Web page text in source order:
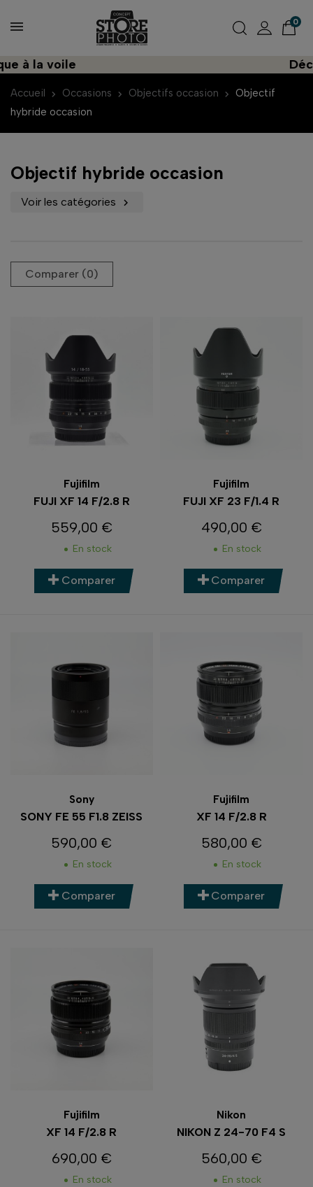
0
voile
Accueil Occasions Objectifs occasion
Objectif
hybride occasion
Objectif hybride occasion
Voir les catégories 
Comparer (0)‎
Fujifilm
FUJI XF 14 F/2.8 R
Prix
559,00 €
En stock
Comparer
Fujifilm
FUJI XF 23 F/1.4 R
Prix
490,00 €
En stock
Comparer
Sony
SONY FE 55 F1.8 ZEISS
Prix
590,00 €
En stock
Comparer
Fujifilm
XF 14 F/2.8 R
Prix
580,00 €
En stock
Comparer
Fujifilm
XF 14 F/2.8 R
Prix
690,00 €
En stock
Nikon
NIKON Z 24-70 F4 S
Prix
560,00 €
En stock